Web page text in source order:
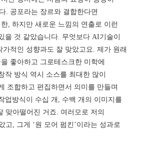
. 공포라는 장르와 결합한다면
, 하지만 새로운 느낌의 연출로 이런
을 것 같았습니다. 무엇보다 AI기술이
가적인 성향과도 잘 맞았고요. 제가 원래
좋아하고 그로테스크한 미학에
작 방식 역시 소스를 최대한 많이
조합하고 편집하면서 의미를 만들며
업방식이 수십 개, 수백 개의 이미지를
맞아떨어진 거죠. 여러모로 저의
고, 그게 ‘원 모어 펌킨’이라는 성과로